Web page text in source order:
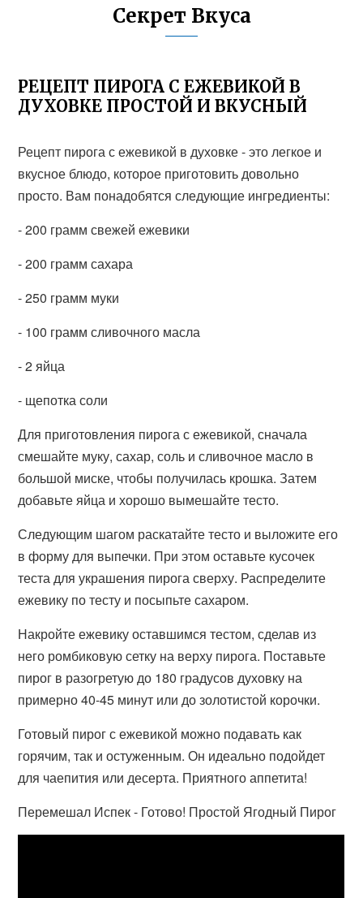
Секрет Вкуса
РЕЦЕПТ ПИРОГА С ЕЖЕВИКОЙ В
ДУХОВКЕ ПРОСТОЙ И ВКУСНЫЙ
Рецепт пирога с ежевикой в духовке - это легкое и
вкусное блюдо, которое приготовить довольно
просто. Вам понадобятся следующие ингредиенты:
- 200 грамм свежей ежевики
- 200 грамм сахара
- 250 грамм муки
- 100 грамм сливочного масла
- 2 яйца
- щепотка соли
Для приготовления пирога с ежевикой, сначала
смешайте муку, сахар, соль и сливочное масло в
большой миске, чтобы получилась крошка. Затем
добавьте яйца и хорошо вымешайте тесто.
Следующим шагом раскатайте тесто и выложите его
в форму для выпечки. При этом оставьте кусочек
теста для украшения пирога сверху. Распределите
ежевику по тесту и посыпьте сахаром.
Накройте ежевику оставшимся тестом, сделав из
него ромбиковую сетку на верху пирога. Поставьте
пирог в разогретую до 180 градусов духовку на
примерно 40-45 минут или до золотистой корочки.
Готовый пирог с ежевикой можно подавать как
горячим, так и остуженным. Он идеально подойдет
для чаепития или десерта. Приятного аппетита!
Перемешал Испек - Готово! Простой Ягодный Пирог